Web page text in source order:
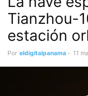
Tianzhou-
estación
Por eldigitalpanama - 11